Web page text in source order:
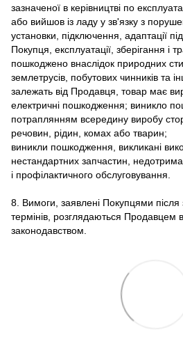
зазначеної в керівництві по
або вийшов із ладу у зв'язку з
установки, підключення, адаптації
Покупця, експлуатації, зберігання і
пошкоджено внаслідок природних
землетрусів, побутових чинників та
залежать від Продавця, товар має
електричні пошкодження; виникло
потраплянням всередину виробу
речовин, рідин, комах або тварин;
виникли пошкодження, викликані
нестандартних запчастин,
і профілактичного обслуговування.
8. Вимоги, заявлені Покупцями після
термінів, розглядаються Продавцем
законодавством.